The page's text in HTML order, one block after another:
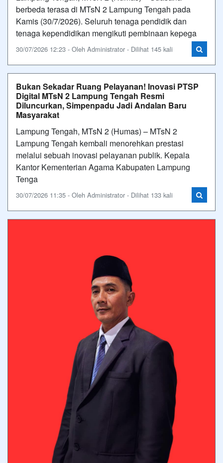
berbeda terasa di MTsN 2 Lampung Tengah pada
Kamis (30/7/2026). Seluruh tenaga pendidik dan
tenaga kependidikan mengikuti pembinaan kepega
30/07/2026 12:23 - Oleh Administrator - Dilihat 145 kali
Bukan Sekadar Ruang Pelayanan! Inovasi PTSP
Digital MTsN 2 Lampung Tengah Resmi
Diluncurkan, Simpenpadu Jadi Andalan Baru
Masyarakat
Lampung Tengah, MTsN 2 (Humas) – MTsN 2
Lampung Tengah kembali menorehkan prestasi
melalui sebuah inovasi pelayanan publik. Kepala
Kantor Kementerian Agama Kabupaten Lampung
Tenga
30/07/2026 11:35 - Oleh Administrator - Dilihat 133 kali